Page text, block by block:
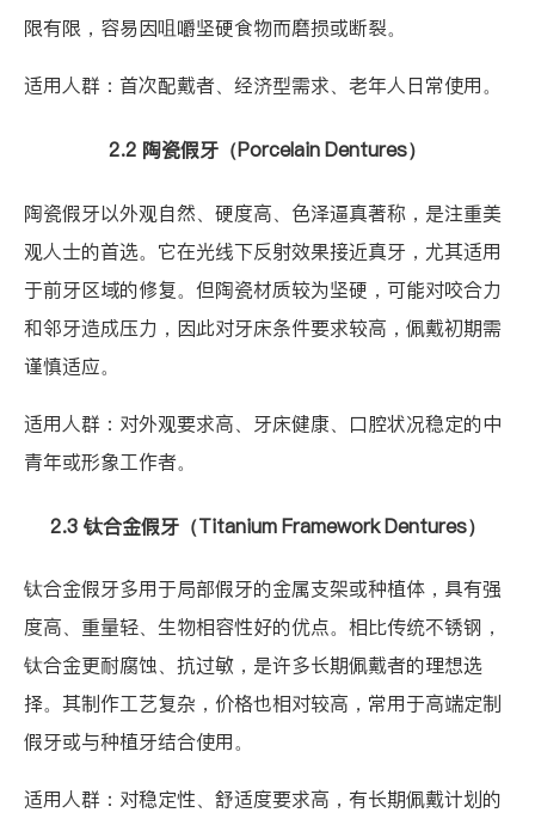
限有限，容易因咀嚼坚硬食物而磨损或断裂。
适用人群：首次配戴者、经济型需求、老年人日常使用。
2.2 陶瓷假牙（Porcelain Dentures）
陶瓷假牙以外观自然、硬度高、色泽逼真著称，是注重美
观人士的首选。它在光线下反射效果接近真牙，尤其适用
于前牙区域的修复。但陶瓷材质较为坚硬，可能对咬合力
和邻牙造成压力，因此对牙床条件要求较高，佩戴初期需
谨慎适应。
适用人群：对外观要求高、牙床健康、口腔状况稳定的中
青年或形象工作者。
2.3 钛合金假牙（Titanium Framework Dentures）
钛合金假牙多用于局部假牙的金属支架或种植体，具有强
度高、重量轻、生物相容性好的优点。相比传统不锈钢，
钛合金更耐腐蚀、抗过敏，是许多长期佩戴者的理想选
择。其制作工艺复杂，价格也相对较高，常用于高端定制
假牙或与种植牙结合使用。
适用人群：对稳定性、舒适度要求高，有长期佩戴计划的